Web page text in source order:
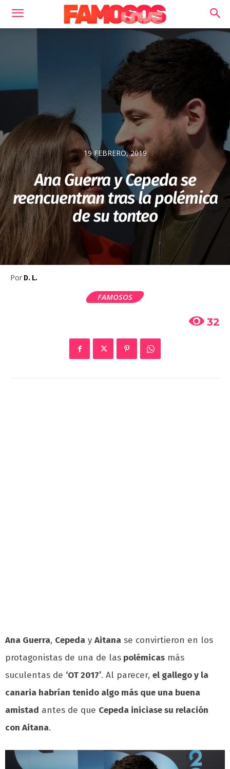
19 FEBRERO, 2019
Ana Guerra y Cepeda se
reencuentran tras la polémica
de su tonteo
Por D. L.
FAMOSOS
32
Ana Guerra, Cepeda y Aitana se convirtieron en los
protagonistas de una de las polémicas más
suculentas de ‘OT 2017’. Al parecer, el gallego y la
canaria habrían tenido algo más que una buena
amistad antes de que Cepeda iniciase su relación
con Aitana.